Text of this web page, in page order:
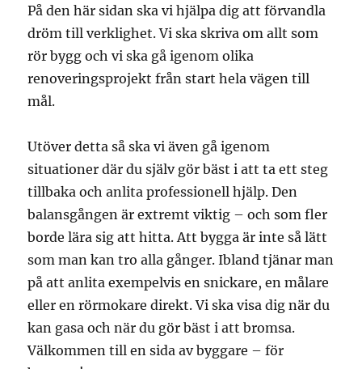
På den här sidan ska vi hjälpa dig att förvandla
dröm till verklighet. Vi ska skriva om allt som
rör bygg och vi ska gå igenom olika
renoveringsprojekt från start hela vägen till
mål.
Utöver detta så ska vi även gå igenom
situationer där du själv gör bäst i att ta ett steg
tillbaka och anlita professionell hjälp. Den
balansgången är extremt viktig – och som fler
borde lära sig att hitta. Att bygga är inte så lätt
som man kan tro alla gånger. Ibland tjänar man
på att anlita exempelvis en snickare, en målare
eller en rörmokare direkt. Vi ska visa dig när du
kan gasa och när du gör bäst i att bromsa.
Välkommen till en sida av byggare – för